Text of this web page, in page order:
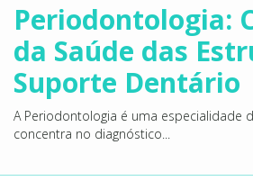
Periodontologia:
da Saúde das
Suporte Dentário
A Periodontologia é uma especialidade
concentra no diagnóstico...